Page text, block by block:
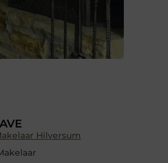
Hilversum